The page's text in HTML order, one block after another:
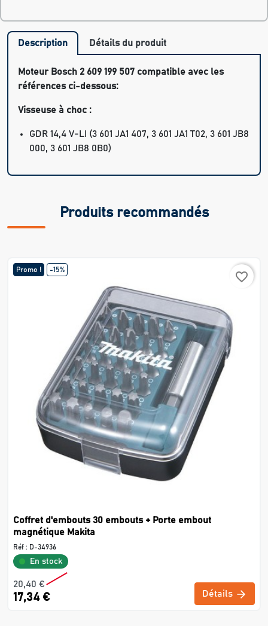
Description Détails du produit
Moteur Bosch 2 609 199 507 compatible avec les
références ci-dessous:
Visseuse à choc :
GDR 14,4 V-LI (3 601 JA1 407, 3 601 JA1 T02, 3 601 JB8
000, 3 601 JB8 0B0)
Produits recommandés
Promo ! -15%
favorite_border
Coffret d'embouts 30 embouts + Porte embout
magnétique Makita
Réf : D-34936
En stock
20,40 €
17,34 € Détails